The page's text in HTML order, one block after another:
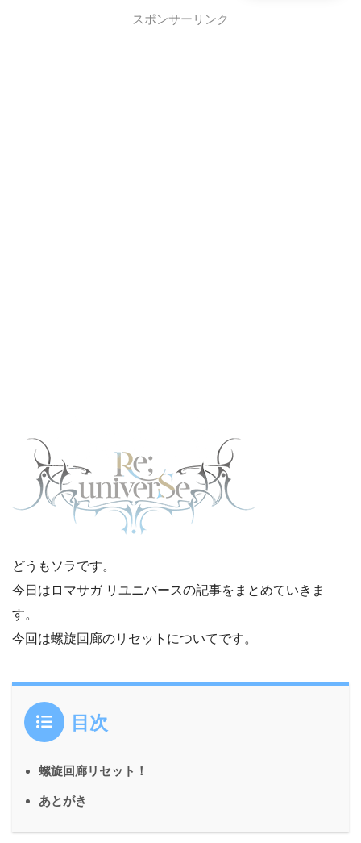
スポンサーリンク
どうもソラです。
今日はロマサガ リユニバースの記事をまとめていきま
す。
今回は螺旋回廊のリセットについてです。
目次
螺旋回廊リセット！
あとがき